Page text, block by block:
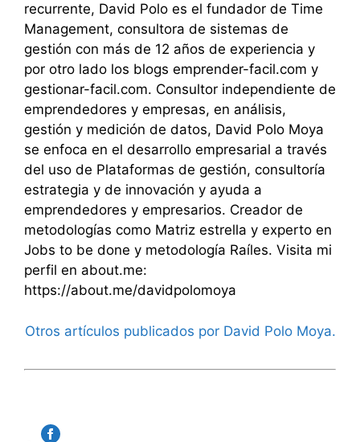
recurrente, David Polo es el fundador de Time
Management, consultora de sistemas de
gestión con más de 12 años de experiencia y
por otro lado los blogs emprender-facil.com y
gestionar-facil.com. Consultor independiente de
emprendedores y empresas, en análisis,
gestión y medición de datos, David Polo Moya
se enfoca en el desarrollo empresarial a través
del uso de Plataformas de gestión, consultoría
estrategia y de innovación y ayuda a
emprendedores y empresarios. Creador de
metodologías como Matriz estrella y experto en
Jobs to be done y metodología Raíles. Visita mi
perfil en about.me:
https://about.me/davidpolomoya
Otros artículos publicados por David Polo Moya.